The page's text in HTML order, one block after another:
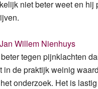
niet beter weet en
Willem Nienhuys
tegen pijnklachten
de praktijk weinig
onderzoek. Het is